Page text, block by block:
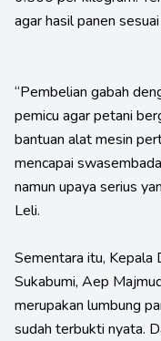
agar hasil panen
“Pembelian gabah
pemicu agar petani
bantuan alat mesin
mencapai
namun upaya serius
Leli.
Sementara itu, Kepala
Sukabumi, Aep
merupakan lumbung
sudah terbukti nyata.